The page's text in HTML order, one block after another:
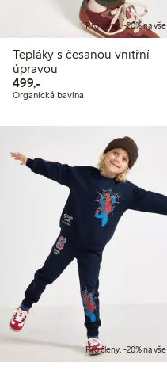
Pro členy: -20% na vše
Tepláky s česanou vnitřní
úpravou
499,-499,00 Kč
Organická bavlna
Pro členy: -20% na vše